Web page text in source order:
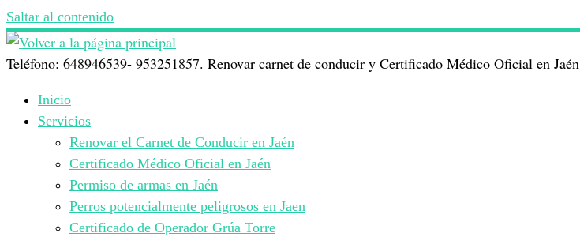
Saltar al contenido
Teléfono: 648946539- 953251857. Renovar carnet de conducir y Certificado Médico Oficial en Jaén
Inicio
Servicios
Renovar el Carnet de Conducir en Jaén
Certificado Médico Oficial en Jaén
Permiso de armas en Jaén
Perros potencialmente peligrosos en Jaen
Certificado de Operador Grúa Torre